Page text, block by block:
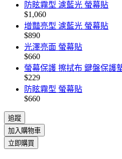
防眩霧型 濾藍光 螢幕貼
$1,060
增豔亮型 濾藍光 螢幕貼
$890
光澤亮面 螢幕貼
$660
螢幕保護 擦拭布 鍵盤保護
$229
防眩霧型 螢幕貼
$660
追蹤
加入購物車
立即購買